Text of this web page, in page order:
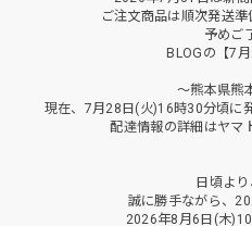
ご注文商品は順次発送
予めご
BLOGの【7
～熊本県熊
現在、7月28日(火)16時30分頃に
配達情報の詳細はヤマ
日頃よ
誠に勝手ながら、
2026年8月6日(木